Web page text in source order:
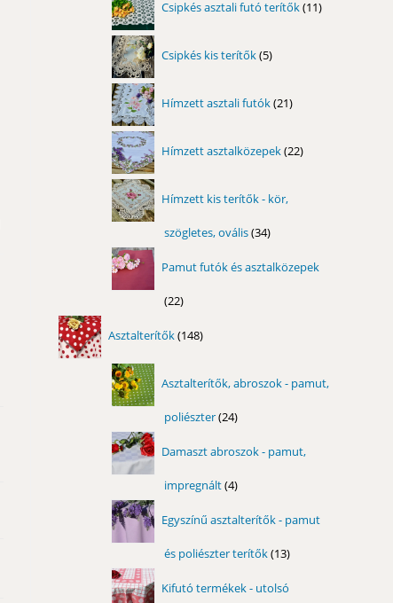
Csipkés asztali futó terítők 11
termék
Csipkés kis terítők 5
termék
Hímzett asztali futók 21
termék
Hímzett asztalközepek 22
termék
Hímzett kis terítők - kör,
szögletes, ovális 3434
Pamut futók és asztalközepek
2222
Asztalterítők 148
termék
Asztalterítők, abroszok - pamut,
poliészter 2424
Damaszt abroszok - pamut,
impregnált 44
Egyszínű asztalterítők - pamut
és poliészter terítők 1313
Kifutó termékek - utolsó